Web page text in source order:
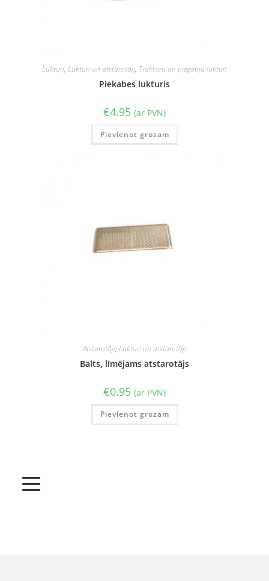
Lukturi, Lukturi un atstarotāji, Traktoru un piegabju lukturi
Piekabes lukturis
€4.95 (ar PVN)
Pievienot grozam
Atstarotāji, Lukturi un atstarotāji
Balts, līmējams atstarotājs
€0.95 (ar PVN)
Pievienot grozam